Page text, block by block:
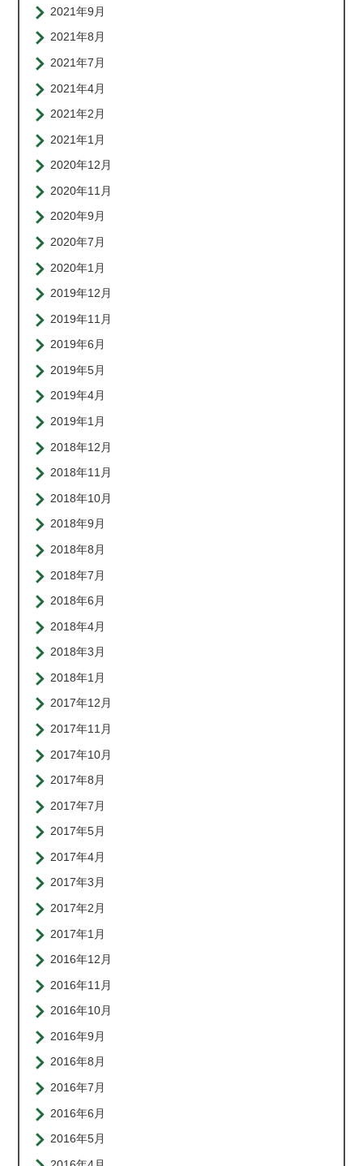
2021年9月
2021年8月
2021年7月
2021年4月
2021年2月
2021年1月
2020年12月
2020年11月
2020年9月
2020年7月
2020年1月
2019年12月
2019年11月
2019年6月
2019年5月
2019年4月
2019年1月
2018年12月
2018年11月
2018年10月
2018年9月
2018年8月
2018年7月
2018年6月
2018年4月
2018年3月
2018年1月
2017年12月
2017年11月
2017年10月
2017年8月
2017年7月
2017年5月
2017年4月
2017年3月
2017年2月
2017年1月
2016年12月
2016年11月
2016年10月
2016年9月
2016年8月
2016年7月
2016年6月
2016年5月